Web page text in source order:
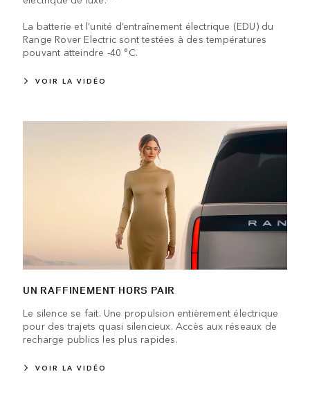
La batterie et l’unité d’entraînement électrique (EDU) du
Range Rover Electric sont testées à des températures
pouvant atteindre -40 °C.
VOIR LA VIDÉO
UN RAFFINEMENT HORS PAIR
Le silence se fait. Une propulsion entièrement électrique
pour des trajets quasi silencieux. Accès aux réseaux de
recharge publics les plus rapides.
VOIR LA VIDÉO